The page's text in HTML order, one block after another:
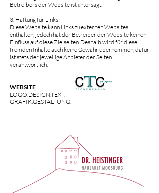
Betreibers der Website ist untersagt.
3. Haftung für Links
Diese Website kann Links zu externen Websites
enthalten, jedoch hat der Betreiber der Website keinen
Einfluss auf diese Zielseiten. Deshalb wird für diese
fremden Inhalte auch keine Gewähr übernommen, dafür
ist stets der jeweilige Anbieter der Seiten
verantwortlich.
WEBSITE
LOGO.DESIGN.TEXT.
GRAFIK.GESTALTUNG.